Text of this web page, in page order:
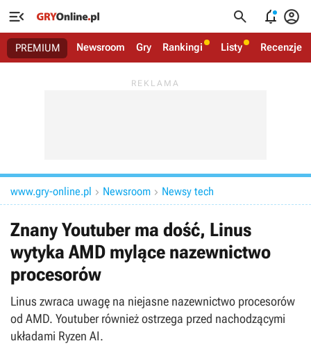
   
PREMIUM Newsroom Gry Rankingi Listy Recenzje
www.gry-online.pl  Newsroom  Newsy tech
Znany Youtuber ma dość, Linus
wytyka AMD mylące nazewnictwo
procesorów
Linus zwraca uwagę na niejasne nazewnictwo procesorów
od AMD. Youtuber również ostrzega przed nachodzącymi
układami Ryzen AI.